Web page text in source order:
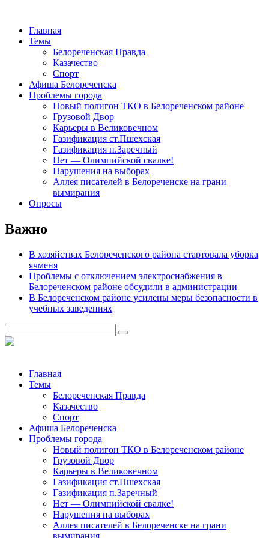
Главная
Темы
Белореченская Правда
Казачество
Спорт
Афиша Белореченска
Проблемы города
Новый полигон ТКО в Белореченском районе
Грузовой Двор
Карьеры в Великовечном
Газификация ст.Пшехская
Газификация п.Заречный
Нет — Олимпийской свалке!
Нарушения на выборах
Аллея писателей в Белореченске на грани
вымирания
Опросы
Важно
В хозяйствах Белореченского района стартовала уборка
ячменя
Проблемы с отключением электроснабжения в
Белореченском районе обсудили в администрации
В Белореченском районе усилены меры безопасности в
учебных заведениях
Главная
Темы
Белореченская Правда
Казачество
Спорт
Афиша Белореченска
Проблемы города
Новый полигон ТКО в Белореченском районе
Грузовой Двор
Карьеры в Великовечном
Газификация ст.Пшехская
Газификация п.Заречный
Нет — Олимпийской свалке!
Нарушения на выборах
Аллея писателей в Белореченске на грани
вымирания